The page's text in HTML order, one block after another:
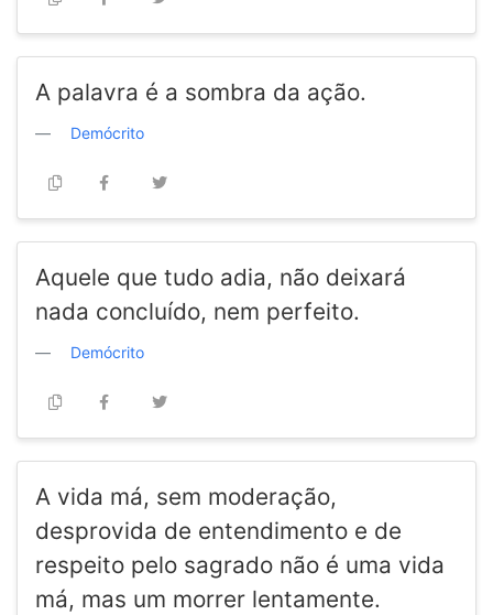
A palavra é a sombra da ação.
Demócrito
Aquele que tudo adia, não deixará
nada concluído, nem perfeito.
Demócrito
A vida má, sem moderação,
desprovida de entendimento e de
respeito pelo sagrado não é uma vida
má, mas um morrer lentamente.